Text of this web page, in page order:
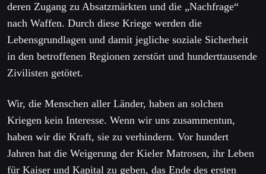
deren Zugang zu Absatzmärkten und die „Nachfrage“
nach Waffen. Durch diese Kriege werden die
Lebensgrundlagen und damit jegliche soziale Sicherheit
in den betroffenen Regionen zerstört und hunderttausende
Zivilisten getötet.
Wir, die Menschen aller Länder, haben an solchen
Kriegen kein Interesse. Wenn wir uns zusammentun,
haben wir die Kraft, sie zu verhindern. Vor hundert
Jahren hat die Weigerung der Kieler Matrosen, ihr Leben
für Kaiser und Kapital zu geben, das Ende des ersten